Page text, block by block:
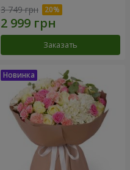
3 749 грн
Заказать